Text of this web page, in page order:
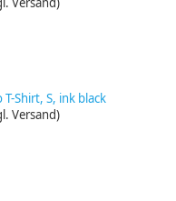
Shirt, S, ink black
Versand)